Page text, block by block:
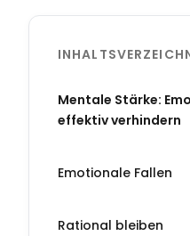
Mentale Stärke:
effektiv verhindern
Emotionale Fallen
Rational bleiben